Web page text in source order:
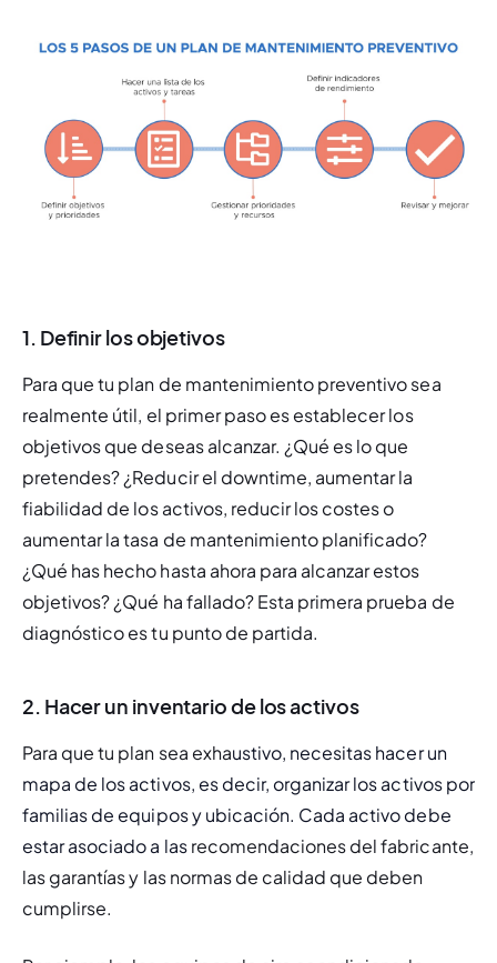
1. Definir los objetivos
Para que tu plan de mantenimiento preventivo sea
realmente útil, el primer paso es establecer los
objetivos que deseas alcanzar. ¿Qué es lo que
pretendes? ¿Reducir el downtime, aumentar la
fiabilidad de los activos, reducir los costes o
aumentar la tasa de mantenimiento planificado?
¿Qué has hecho hasta ahora para alcanzar estos
objetivos? ¿Qué ha fallado? Esta primera prueba de
diagnóstico es tu punto de partida.
2. Hacer un inventario de los activos
Para que tu plan sea exhaustivo, necesitas hacer un
mapa de los activos, es decir, organizar los activos por
familias de equipos y ubicación. Cada activo debe
estar asociado a las recomendaciones del fabricante,
las garantías y las normas de calidad que deben
cumplirse.